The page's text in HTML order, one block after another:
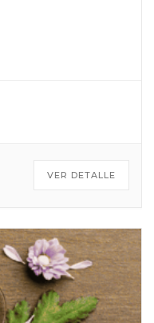
VER DETALLE